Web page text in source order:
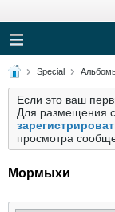
Special
Если это ваш
Для размещения
просмотра
Мормыхи